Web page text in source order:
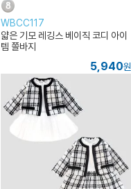
WBCC117
얇은 기모 레깅스 베이직 코디 아이
템 쫄바지
5,940원